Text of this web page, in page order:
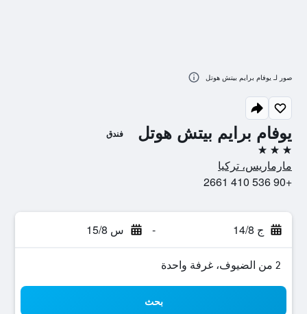
يوفام برايم بيتش هوتل فندق
3 نجوم
مارماريس، تركيا
+90 536 410 2661
ج 14/8 - س 15/8
2 من الضيوف، غرفة واحدة
بحث
صور لـ يوفام برايم بيتش هوتل